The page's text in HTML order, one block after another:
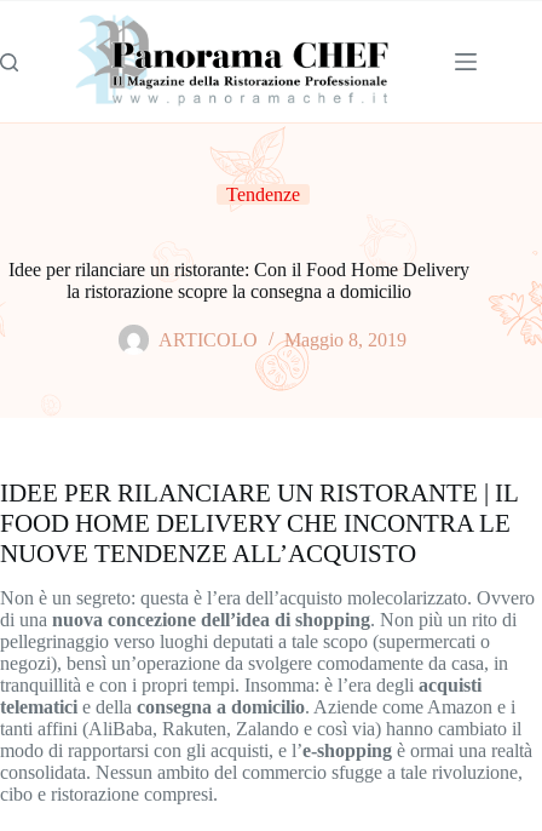
Tendenze
Idee per rilanciare un ristorante: Con il Food Home Delivery
la ristorazione scopre la consegna a domicilio
ARTICOLO Maggio 8, 2019
IDEE PER RILANCIARE UN RISTORANTE | IL
FOOD HOME DELIVERY CHE INCONTRA LE
NUOVE TENDENZE ALL’ACQUISTO
Non è un segreto: questa è l’era dell’acquisto molecolarizzato. Ovvero
di una nuova concezione dell’idea di shopping. Non più un rito di
pellegrinaggio verso luoghi deputati a tale scopo (supermercati o
negozi), bensì un’operazione da svolgere comodamente da casa, in
tranquillità e con i propri tempi. Insomma: è l’era degli acquisti
telematici e della consegna a domicilio. Aziende come Amazon e i
tanti affini (AliBaba, Rakuten, Zalando e così via) hanno cambiato il
modo di rapportarsi con gli acquisti, e l’e-shopping è ormai una realtà
consolidata. Nessun ambito del commercio sfugge a tale rivoluzione,
cibo e ristorazione compresi.